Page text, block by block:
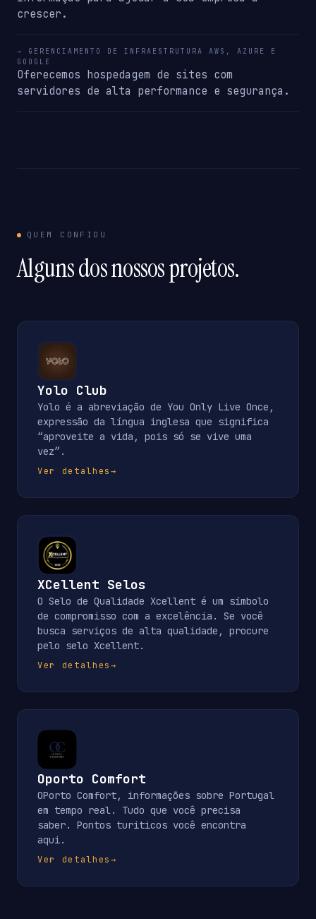
crescer.
→ GERENCIAMENTO DE INFRAESTRUTURA AWS, AZURE E
GOOGLE
Oferecemos hospedagem de sites com
servidores de alta performance e segurança.
QUEM CONFIOU
Alguns dos nossos projetos.
Yolo Club
Yolo é a abreviação de You Only Live Once,
expressão da língua inglesa que significa
“aproveite a vida, pois só se vive uma
vez”.
Ver detalhes→
XCellent Selos
O Selo de Qualidade Xcellent é um símbolo
de compromisso com a excelência. Se você
busca serviços de alta qualidade, procure
pelo selo Xcellent.
Ver detalhes→
Oporto Comfort
OPorto Comfort, informações sobre Portugal
em tempo real. Tudo que você precisa
saber. Pontos turiticos você encontra
aqui.
Ver detalhes→